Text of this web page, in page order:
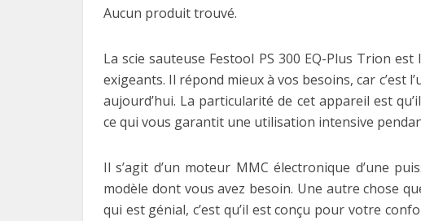
Aucun produit trouvé.
La scie sauteuse Festool PS 300 EQ-Plus Trion
exigeants. Il répond mieux à vos besoins, car c’est
aujourd’hui. La particularité de cet appareil est
ce qui vous garantit une utilisation intensive
Il s’agit d’un moteur MMC électronique d’une
modèle dont vous avez besoin. Une autre chose
qui est génial, c’est qu’il est conçu pour votre